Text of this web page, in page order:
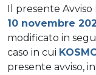
Il presente
10 novembre
modificato in
caso in cui
presente avviso,